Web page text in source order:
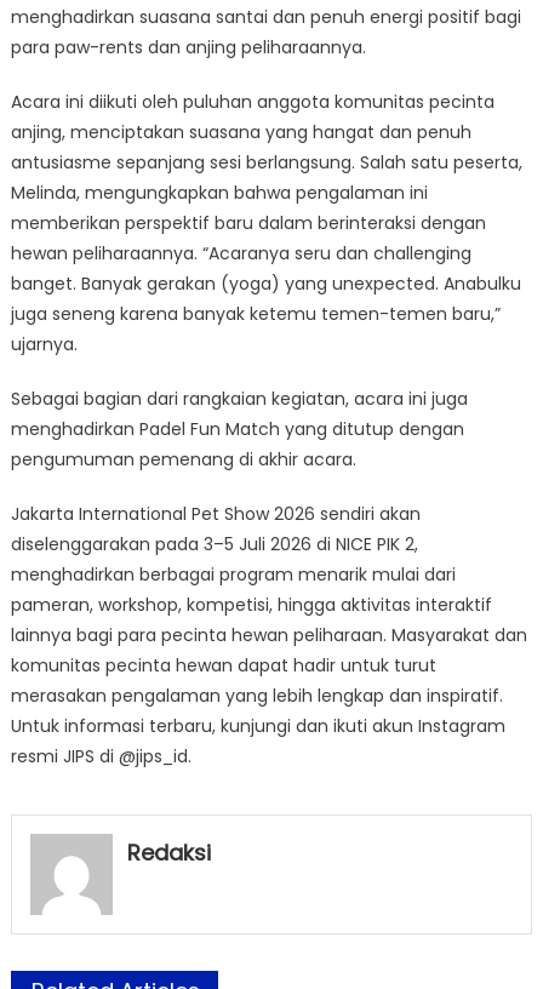
menghadirkan suasana santai dan penuh energi positif bagi
para paw-rents dan anjing peliharaannya.
Acara ini diikuti oleh puluhan anggota komunitas pecinta
anjing, menciptakan suasana yang hangat dan penuh
antusiasme sepanjang sesi berlangsung. Salah satu peserta,
Melinda, mengungkapkan bahwa pengalaman ini
memberikan perspektif baru dalam berinteraksi dengan
hewan peliharaannya. “Acaranya seru dan challenging
banget. Banyak gerakan (yoga) yang unexpected. Anabulku
juga seneng karena banyak ketemu temen-temen baru,”
ujarnya.
Sebagai bagian dari rangkaian kegiatan, acara ini juga
menghadirkan Padel Fun Match yang ditutup dengan
pengumuman pemenang di akhir acara.
Jakarta International Pet Show 2026 sendiri akan
diselenggarakan pada 3–5 Juli 2026 di NICE PIK 2,
menghadirkan berbagai program menarik mulai dari
pameran, workshop, kompetisi, hingga aktivitas interaktif
lainnya bagi para pecinta hewan peliharaan. Masyarakat dan
komunitas pecinta hewan dapat hadir untuk turut
merasakan pengalaman yang lebih lengkap dan inspiratif.
Untuk informasi terbaru, kunjungi dan ikuti akun Instagram
resmi JIPS di @jips_id.
Redaksi